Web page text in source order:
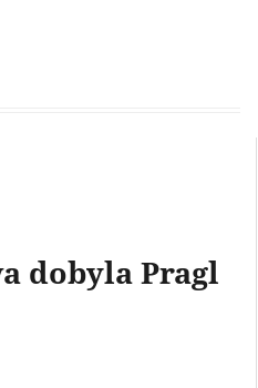
dobyla Pragl